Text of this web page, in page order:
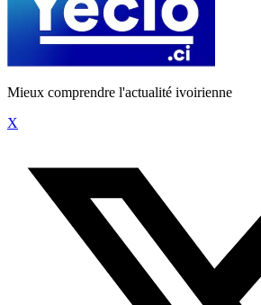
Mieux comprendre l'actualité ivoirienne
X